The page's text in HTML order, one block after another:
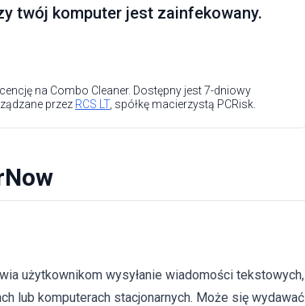
twój komputer jest zainfekowany.
na Combo Cleaner. Dostępny jest 7-dniowy
przez RCS LT, spółkę macierzystą PCRisk.
użytkownikom wysyłanie wiadomości tekstowych,
lub komputerach stacjonarnych. Może się wydawać